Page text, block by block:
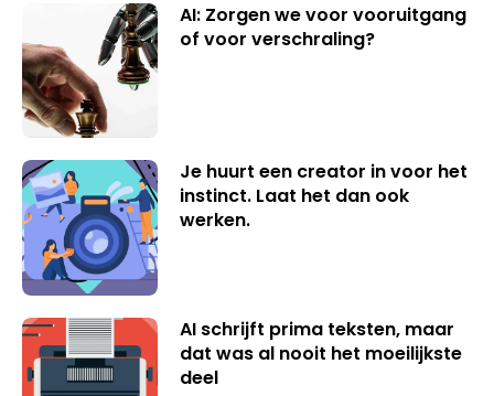
AI: Zorgen we voor vooruitgang
of voor verschraling?
Je huurt een creator in voor het
instinct. Laat het dan ook
werken.
AI schrijft prima teksten, maar
dat was al nooit het moeilijkste
deel